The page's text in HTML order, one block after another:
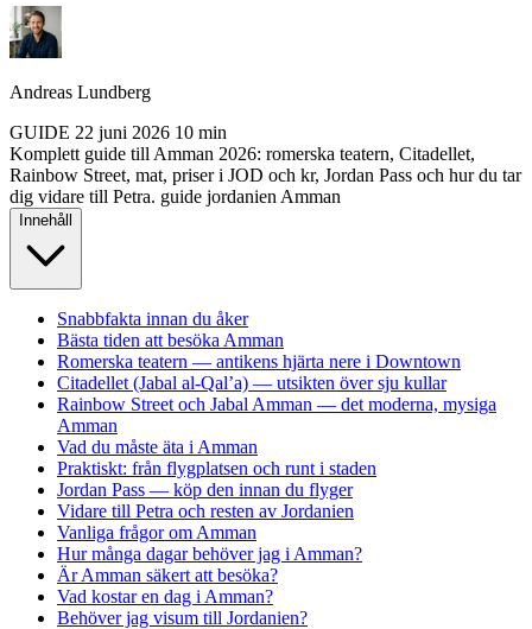
Andreas Lundberg
GUIDE 22 juni 2026 10 min
Komplett guide till Amman 2026: romerska teatern, Citadellet,
Rainbow Street, mat, priser i JOD och kr, Jordan Pass och hur du tar
dig vidare till Petra. guide jordanien Amman
Innehåll
Snabbfakta innan du åker
Bästa tiden att besöka Amman
Romerska teatern — antikens hjärta nere i Downtown
Citadellet (Jabal al-Qal’a) — utsikten över sju kullar
Rainbow Street och Jabal Amman — det moderna, mysiga
Amman
Vad du måste äta i Amman
Praktiskt: från flygplatsen och runt i staden
Jordan Pass — köp den innan du flyger
Vidare till Petra och resten av Jordanien
Vanliga frågor om Amman
Hur många dagar behöver jag i Amman?
Är Amman säkert att besöka?
Vad kostar en dag i Amman?
Behöver jag visum till Jordanien?